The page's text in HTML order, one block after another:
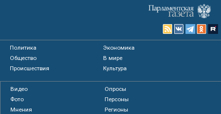
Политика
Экономика
Общество
В мире
Происшествия
Культура
Видео
Опросы
Фото
Персоны
Мнения
Регионы